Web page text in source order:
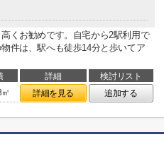
くお勧めです。自宅から2駅利用で
件は、駅へも徒歩14分と歩いてア
詳細
検討リスト
詳細を見る 追加する